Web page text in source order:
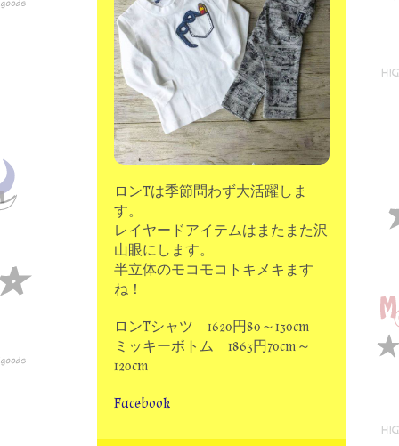
my account
Store
minna kitchen komeco
contact
ロンTは季節問わず大活躍しま
す。
レイヤードアイテムはまたまた沢
山眼にします。
半立体のモコモコトキメキます
ね！
ロンTシャツ 1620円80～130cm
ミッキーボトム 1863円70cm～
120cm
Facebook